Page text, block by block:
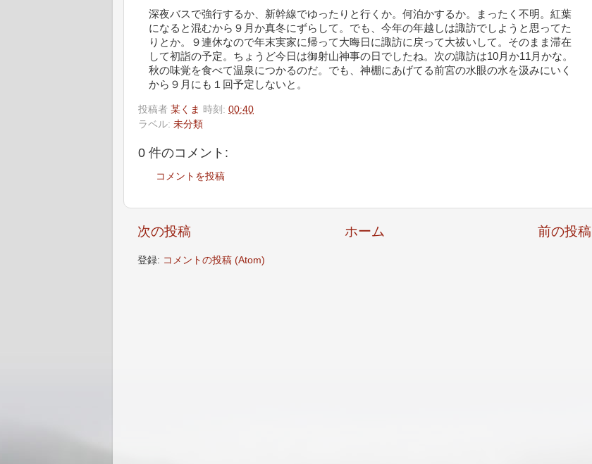
深夜バスで強行するか、新幹線でゆったりと行くか。何泊かするか。まったく不明。紅葉
になると混むから９月か真冬にずらして。でも、今年の年越しは諏訪でしようと思ってた
りとか。９連休なので年末実家に帰って大晦日に諏訪に戻って大祓いして。そのまま滞在
して初詣の予定。ちょうど今日は御射山神事の日でしたね。次の諏訪は10月か11月かな。
秋の味覚を食べて温泉につかるのだ。でも、神棚にあげてる前宮の水眼の水を汲みにいく
から９月にも１回予定しないと。
投稿者 某くま 時刻: 00:40
ラベル: 未分類
0 件のコメント:
コメントを投稿
次の投稿 前の投稿
ホーム
登録: コメントの投稿 (Atom)